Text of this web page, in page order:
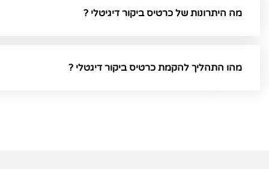
מה היתרונות של כרטיס ביקור דיגיטלי ?
מהו התהליך להקמת כרטיס ביקור דיגטלי ?